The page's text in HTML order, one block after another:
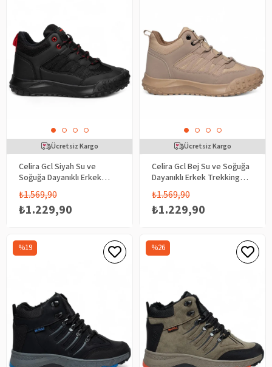
Celira Gcl Siyah Su ve
Soğuğa Dayanıklı Erkek
Trekking Bot
₺1.229,90
₺1.569,90
Ücretsiz Kargo
Celira Gcl Bej Su ve Soğuğa
Dayanıklı Erkek Trekking
Bot
₺1.229,90
₺1.569,90
Ücretsiz Kargo
%19 %26